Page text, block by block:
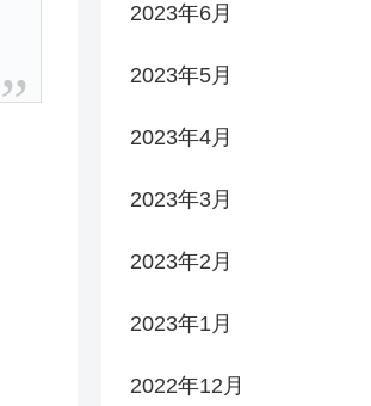
2023年6月
2023年5月
2023年4月
2023年3月
2023年2月
2023年1月
2022年12月